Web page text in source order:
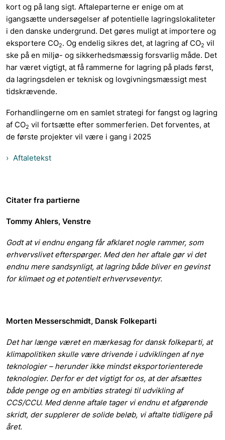
kort og på lang sigt. Aftaleparterne er enige om at
igangsætte undersøgelser af potentielle lagringslokaliteter
i den danske undergrund. Det gøres muligt at importere og
eksportere CO2. Og endelig sikres det, at lagring af CO2 vil
ske på en miljø- og sikkerhedsmæssig forsvarlig måde. Det
har været vigtigt, at få rammerne for lagring på plads først,
da lagringsdelen er teknisk og lovgivningsmæssigt mest
tidskrævende.
Forhandlingerne om en samlet strategi for fangst og lagring
af CO2 vil fortsætte efter sommerferien. Det forventes, at
de første projekter vil være i gang i 2025
Aftaletekst
Citater fra partierne
Tommy Ahlers, Venstre
Godt at vi endnu engang får afklaret nogle rammer, som
erhvervslivet efterspørger. Med den her aftale gør vi det
endnu mere sandsynligt, at lagring både bliver en gevinst
for klimaet og et potentielt erhvervseventyr.
Morten Messerschmidt, Dansk Folkeparti
Det har længe været en mærkesag for dansk folkeparti, at
klimapolitiken skulle være drivende i udviklingen af nye
teknologier – herunder ikke mindst eksportorienterede
teknologier. Derfor er det vigtigt for os, at der afsættes
både penge og en ambitiøs strategi til udvikling af
CCS/CCU. Med denne aftale tager vi endnu et afgørende
skridt, der supplerer de solide beløb, vi aftalte tidligere på
året.